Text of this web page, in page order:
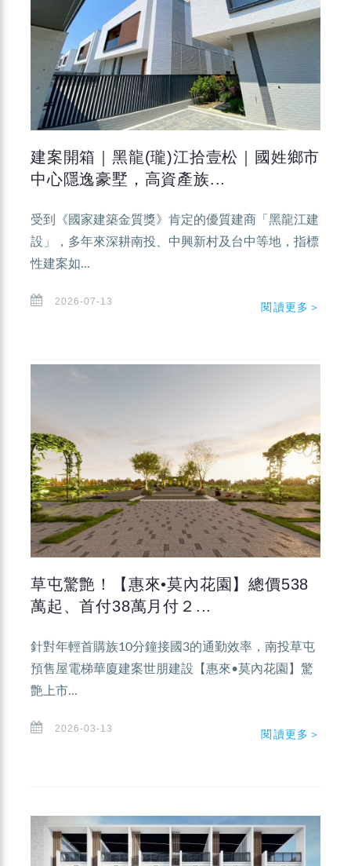
建案開箱｜黑龍(瓏)江拾壹松｜國姓鄉市
中心隱逸豪墅，高資產族...
受到《國家建築金質獎》肯定的優質建商「黑龍江建
設」，多年來深耕南投、中興新村及台中等地，指標
性建案如...
2026-07-13 閱讀更多＞
草屯驚艶！【惠來•莫內花園】總價538
萬起、首付38萬月付２...
針對年輕首購族10分鐘接國3的通勤效率，南投草屯
預售屋電梯華廈建案世朋建設【惠來•莫內花園】驚
艶上市...
2026-03-13 閱讀更多＞